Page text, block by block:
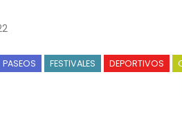
PASEOS FESTIVALES DEPORTIVOS